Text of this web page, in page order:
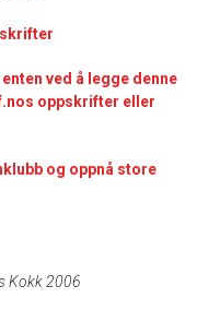
ved å legge denne
oppskrifter eller
og oppnå store
Kokk 2006